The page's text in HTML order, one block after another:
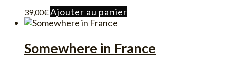
39,00€Ajouter au panier
Somewhere in France